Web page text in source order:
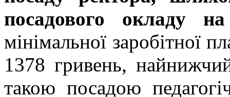
посадового окладу
мінімальної заробітної
1378 гривень,
такою посадою